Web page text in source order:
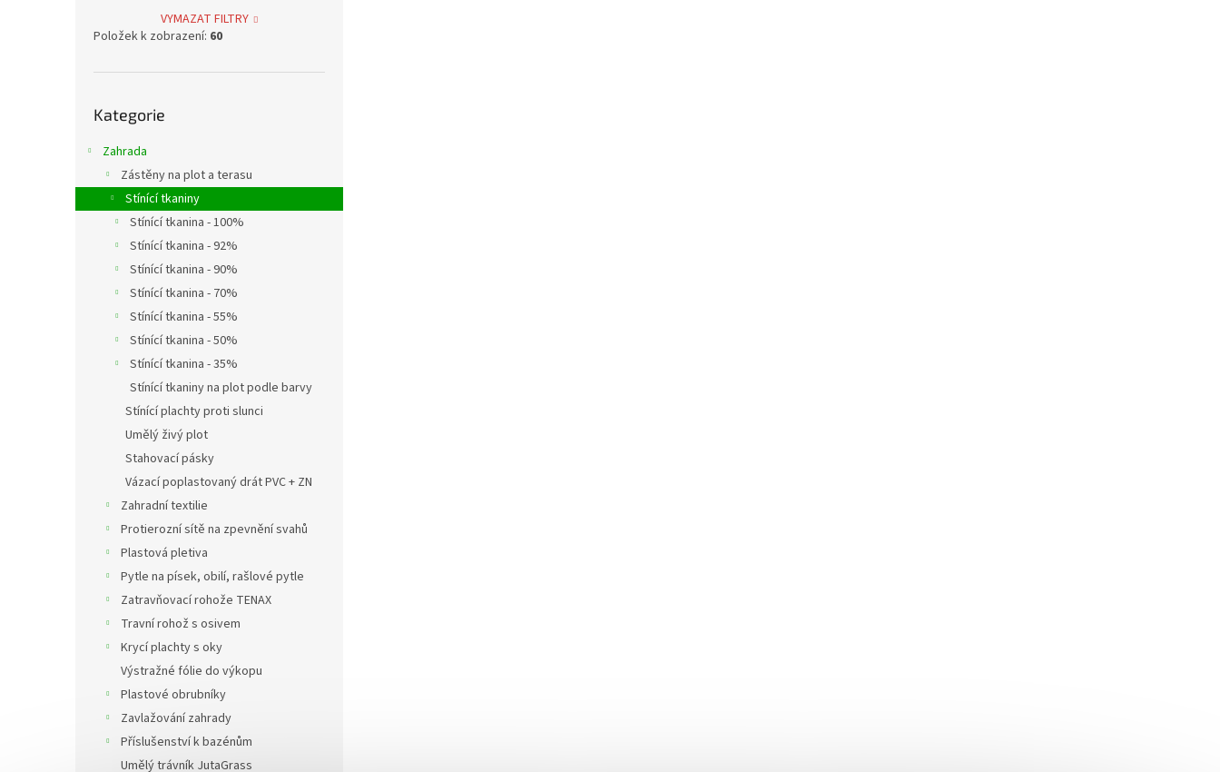
VYMAZAT FILTRY
Položek k zobrazení: 60
kategorie
Kategorie
Zahrada
Zástěny na plot a terasu
Stínící tkaniny
Stínící tkanina - 100%
Stínící tkanina - 92%
Stínící tkanina - 90%
Stínící tkanina - 70%
Stínící tkanina - 55%
Stínící tkanina - 50%
Stínící tkanina - 35%
Stínící tkaniny na plot podle barvy
Stínící plachty proti slunci
Umělý živý plot
Stahovací pásky
Vázací poplastovaný drát PVC + ZN
Zahradní textilie
Protierozní sítě na zpevnění svahů
Plastová pletiva
Pytle na písek, obilí, rašlové pytle
Zatravňovací rohože TENAX
Travní rohož s osivem
Krycí plachty s oky
Výstražné fólie do výkopu
Plastové obrubníky
Zavlažování zahrady
Příslušenství k bazénům
Umělý trávník JutaGrass